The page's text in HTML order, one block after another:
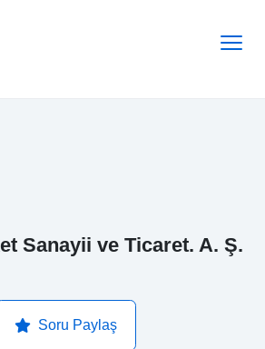
Sanayii ve Ticaret. A. Ş.
Soru Paylaş